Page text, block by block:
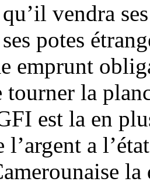
vendra
potes
emprunt
tourner la
est la en
l’argent a